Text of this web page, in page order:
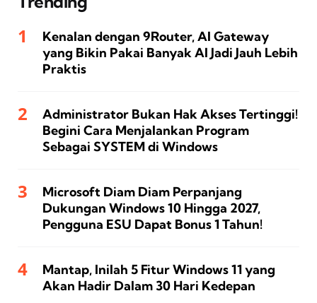
Kenalan dengan 9Router, AI Gateway
yang Bikin Pakai Banyak AI Jadi Jauh Lebih
Praktis
Administrator Bukan Hak Akses Tertinggi!
Begini Cara Menjalankan Program
Sebagai SYSTEM di Windows
Microsoft Diam Diam Perpanjang
Dukungan Windows 10 Hingga 2027,
Pengguna ESU Dapat Bonus 1 Tahun!
Mantap, Inilah 5 Fitur Windows 11 yang
Akan Hadir Dalam 30 Hari Kedepan